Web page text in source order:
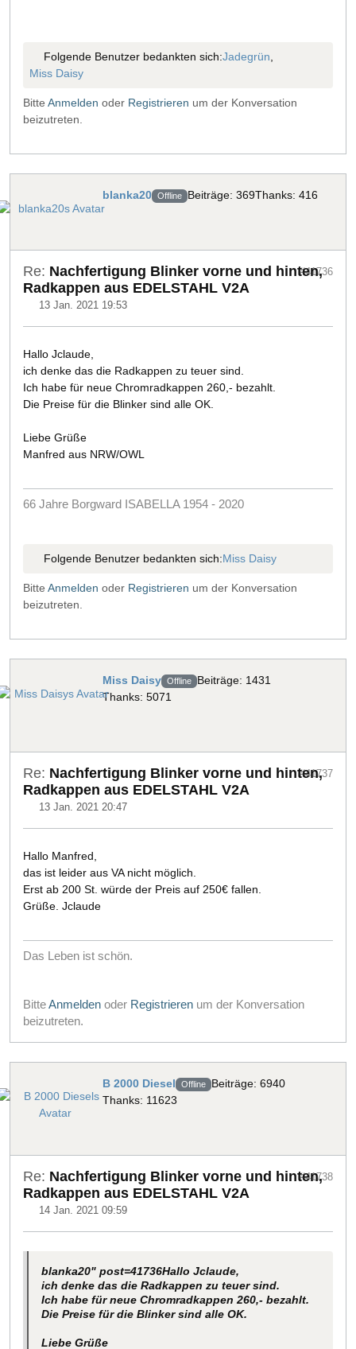
Folgende Benutzer bedankten sich:Jadegrün,
Miss Daisy
Bitte Anmelden oder Registrieren um der Konversation
beizutreten.
blanka20 Offline Beiträge: 369Thanks: 416
Re: Nachfertigung Blinker vorne und hinten,
Radkappen aus EDELSTAHL V2A
13 Jan. 2021 19:53
#41736
Hallo Jclaude,
ich denke das die Radkappen zu teuer sind.
Ich habe für neue Chromradkappen 260,- bezahlt.
Die Preise für die Blinker sind alle OK.
Liebe Grüße
Manfred aus NRW/OWL
66 Jahre Borgward ISABELLA 1954 - 2020
Folgende Benutzer bedankten sich:Miss Daisy
Bitte Anmelden oder Registrieren um der Konversation
beizutreten.
Miss Daisy Offline Beiträge: 1431
Thanks: 5071
Re: Nachfertigung Blinker vorne und hinten,
Radkappen aus EDELSTAHL V2A
13 Jan. 2021 20:47
#41737
Hallo Manfred,
das ist leider aus VA nicht möglich.
Erst ab 200 St. würde der Preis auf 250€ fallen.
Grüße. Jclaude
Das Leben ist schön.
BitteAnmelden oder Registrieren um der Konversation
beizutreten.
B 2000 Diesel Offline Beiträge: 6940
Thanks: 11623
Re: Nachfertigung Blinker vorne und hinten,
Radkappen aus EDELSTAHL V2A
14 Jan. 2021 09:59
#41738
blanka20" post=41736Hallo Jclaude,
ich denke das die Radkappen zu teuer sind.
Ich habe für neue Chromradkappen 260,- bezahlt.
Die Preise für die Blinker sind alle OK.
Liebe Grüße